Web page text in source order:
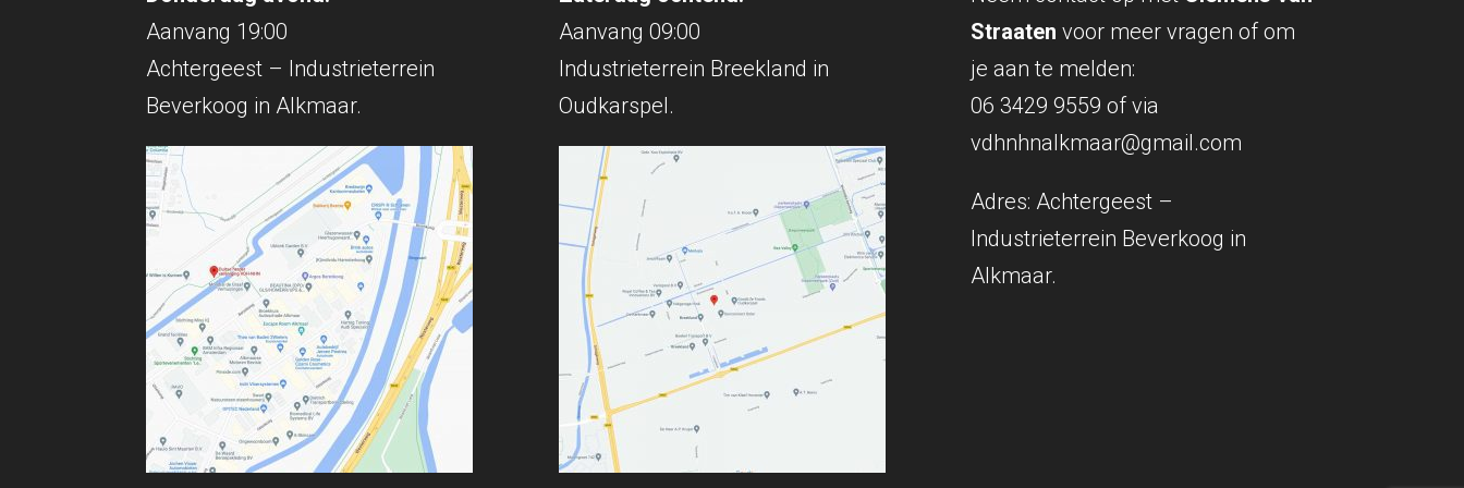
Aanvang 19:00
Achtergeest – Industrieterrein
Beverkoog in Alkmaar.
Aanvang 09:00
Industrieterrein Breekland in
Oudkarspel.
Straaten voor meer vragen of om
je aan te melden:
06 3429 9559 of via
vdhnhnalkmaar@gmail.com
Adres: Achtergeest –
Industrieterrein Beverkoog in
Alkmaar.